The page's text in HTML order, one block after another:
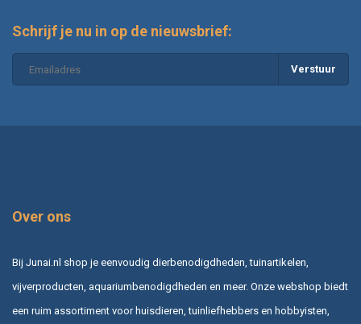
Schrijf je nu in op de nieuwsbrief:
Verstuur
Over ons
Bij Junai.nl shop je eenvoudig dierbenodigdheden, tuinartikelen,
vijverproducten, aquariumbenodigdheden en meer. Onze webshop biedt
een ruim assortiment voor huisdieren, tuinliefhebbers en hobbyisten,